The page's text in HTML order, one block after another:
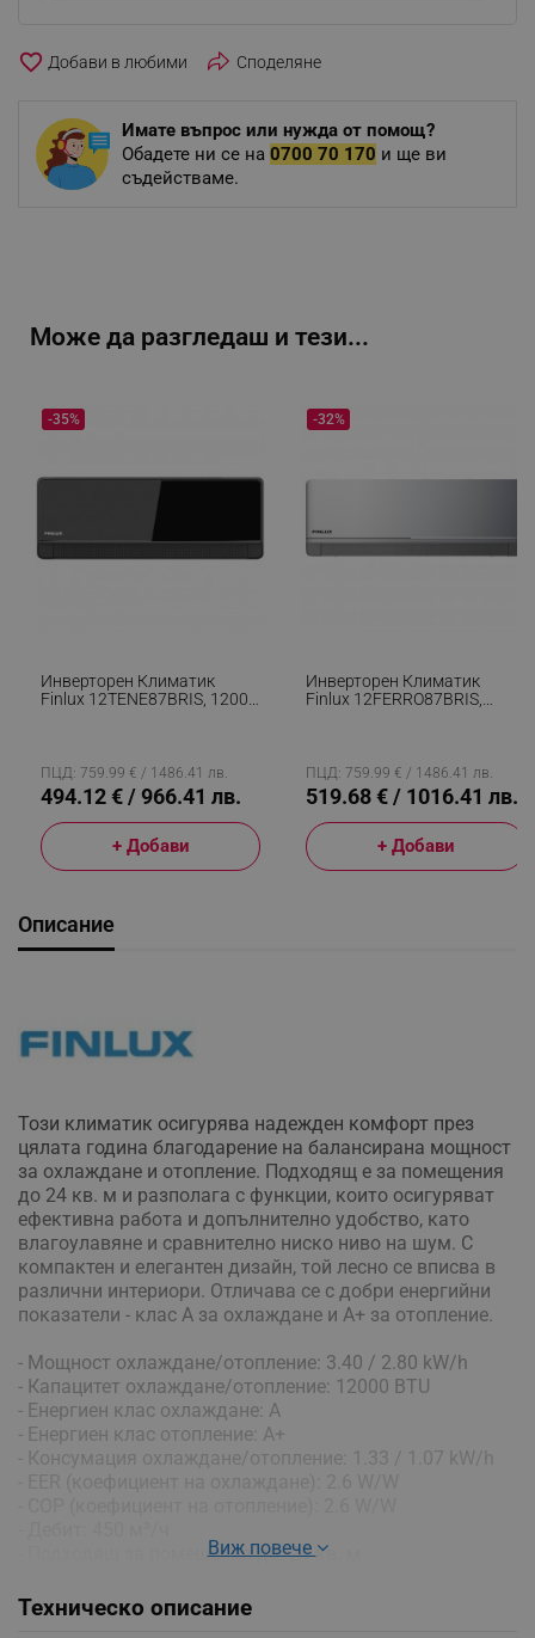
favorite_border Споделяне
Имате въпрос или нужда от помощ?
Обадете ни се на 0700 70 170 и ще ви
съдействаме.
Може да разгледаш и тези...
Инверторен Климатик
Finlux 12TENE87BRIS, 12000
Покритие На
Топлообменника, Черен
-35%
ПЦД: 759.99 € / 1486.41 лв.
494.12 € / 966.41 лв.
+ Добави
Инверторен Климатик
Finlux 12FERRO87BRIS,
Външно Тяло, Инокс
-32%
ПЦД: 759.99 € / 1486.41 лв.
519.68 € / 1016.41 лв.
+ Добави
Описание
Този климатик осигурява надежден комфорт през
цялата година благодарение на балансирана мощност
за охлаждане и отопление. Подходящ е за помещения
до 24 кв. м и разполага с функции, които осигуряват
ефективна работа и допълнително удобство, като
влагоулавяне и сравнително ниско ниво на шум. С
компактен и елегантен дизайн, той лесно се вписва в
различни интериори. Отличава се с добри енергийни
показатели - клас A за охлаждане и A+ за отопление.
- Мощност охлаждане/отопление: 3.40 / 2.80 kW/h
- Капацитет охлаждане/отопление: 12000 BTU
- Енергиен клас охлаждане: A
- Енергиен клас отопление: A+
- Консумация охлаждане/отопление: 1.33 / 1.07 kW/h
- Подходящ за помещения до: 24 кв. м
- Ниво на шум: 64 dB
Виж повече
Техническо описание